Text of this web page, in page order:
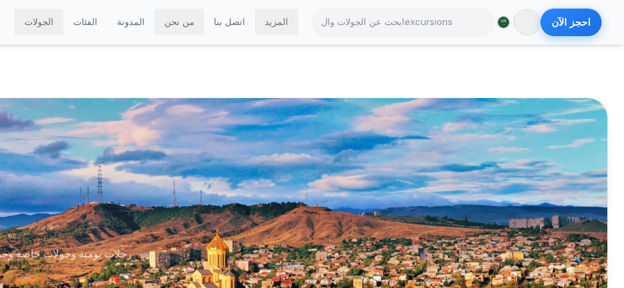
الجولات الفئات المدونة من نحن اتصل بنا المزيد احجز الآن